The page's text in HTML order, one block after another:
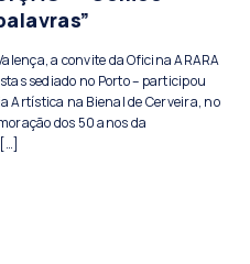
a convite da Oficina ARARA
sediado no Porto – participou
Artística na Bienal de Cerveira, no
dos 50 anos da